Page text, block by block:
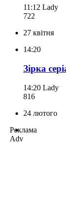
11:12 Lady
722
27 квітня
14:20
Зірка
14:20 Lady
816
24 лютого
Реклама
Adv